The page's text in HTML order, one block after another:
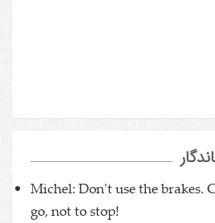
Michel: Don't use the brakes.
go, not to stop!